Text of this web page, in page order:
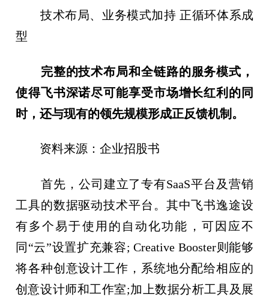
技术布局、业务模式加持 正循环体系成
型
完整的技术布局和全链路的服务模式，
使得飞书深诺尽可能享受市场增长红利的同
时，还与现有的领先规模形成正反馈机制。
资料来源：企业招股书
首先，公司建立了专有SaaS平台及营销
工具的数据驱动技术平台。其中飞书逸途设
有多个易于使用的自动化功能，可因应不
同“云”设置扩充兼容; Creative Booster则能够
将各种创意设计工作，系统地分配给相应的
创意设计师和工作室;加上数据分析工具及展